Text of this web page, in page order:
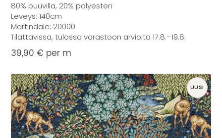
80% puuvilla, 20% polyesteri
Leveys: 140cm
Martindale: 20000
Tilattavissa, tulossa varastoon arviolta 17.8.–19.8.
39,90 € per m
UUSI